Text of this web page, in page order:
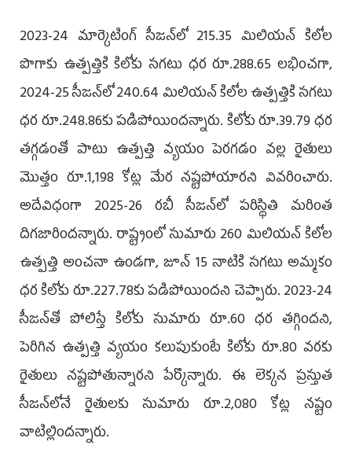
2023-24 మార్కెటింగ్ సీజన్‌లో 215.35 మిలియన్ కిలోల
పొగాకు ఉత్పత్తికి కిలోకు సగటు ధర రూ.288.65 లభించగా,
2024-25 సీజన్‌లో 240.64 మిలియన్ కిలోల ఉత్పత్తికి సగటు
ధర రూ.248.86కు పడిపోయిందన్నారు. కిలోకు రూ.39.79 ధర
తగ్గడంతో పాటు ఉత్పత్తి వ్యయం పెరగడం వల్ల రైతులు
మొత్తం రూ.1,198 కోట్ల మేర నష్టపోయారని వివరించారు.
అదేవిధంగా 2025-26 రబీ సీజన్‌లో పరిస్థితి మరింత
దిగజారిందన్నారు. రాష్ట్రంలో సుమారు 260 మిలియన్ కిలోల
ఉత్పత్తి అంచనా ఉండగా, జూన్ 15 నాటికి సగటు అమ్మకం
ధర కిలోకు రూ.227.78కు పడిపోయిందని చెప్పారు. 2023-24
సీజన్‌తో పోలిస్తే కిలోకు సుమారు రూ.60 ధర తగ్గిందని,
పెరిగిన ఉత్పత్తి వ్యయం కలుపుకుంటే కిలోకు రూ.80 వరకు
రైతులు నష్టపోతున్నారని పేర్కొన్నారు. ఈ లెక్కన ప్రస్తుత
సీజన్‌లోనే రైతులకు సుమారు రూ.2,080 కోట్ల నష్టం
వాటిల్లిందన్నారు.